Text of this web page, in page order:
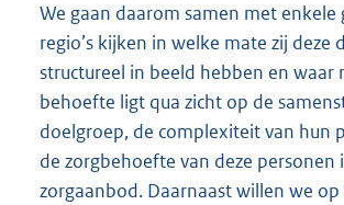
We gaan daarom samen met enkele
regio’s kijken in welke mate zij deze
structureel in beeld hebben en waar
behoefte ligt qua zicht op de
doelgroep, de complexiteit van hun
de zorgbehoefte van deze
zorgaanbod. Daarnaast willen we